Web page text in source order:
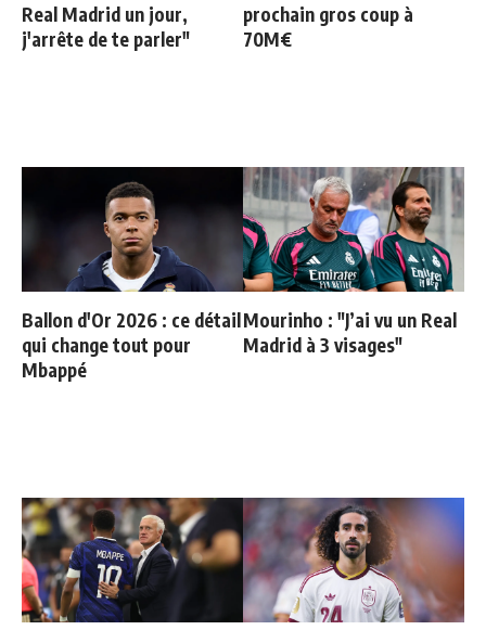
Real Madrid un jour,
j'arrête de te parler"
prochain gros coup à
70M€
Ballon d'Or 2026 : ce détail
qui change tout pour
Mbappé
Mourinho : "J’ai vu un Real
Madrid à 3 visages"